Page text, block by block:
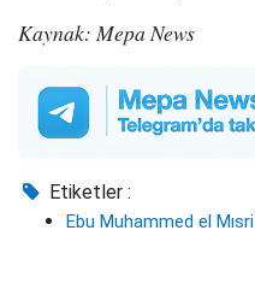
Kaynak: Mepa News
Etiketler :
Ebu Muhammed el Mısri